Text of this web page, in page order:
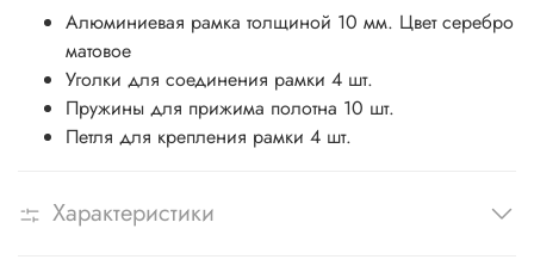
Алюминиевая рамка толщиной 10 мм. Цвет серебро
матовое
Уголки для соединения рамки 4 шт.
Пружины для прижима полотна 10 шт.
Петля для крепления рамки 4 шт.
Характеристики